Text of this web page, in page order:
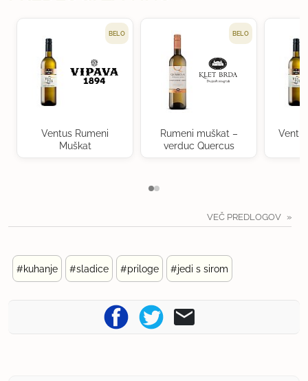
BELO
Ventus Rumeni
Muškat
BELO
Rumeni muškat –
verduc Quercus
VEČ PREDLOGOV
#kuhanje #sladice #priloge #jedi s sirom